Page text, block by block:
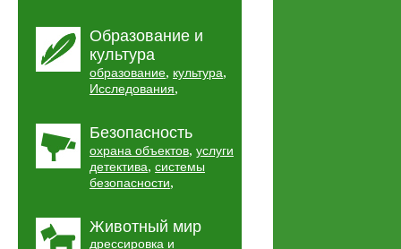
Образование и
культура
образование, культура,
Исследования,
Безопасность
охрана объектов, услуги
детектива, системы
безопасности,
Животный мир
дрессировка и